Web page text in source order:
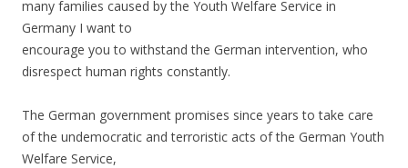
many families caused by the Youth Welfare Service in
Germany I want to
encourage you to withstand the German intervention, who
disrespect human rights constantly.
The German government promises since years to take care
of the undemocratic and terroristic acts of the German Youth
Welfare Service,